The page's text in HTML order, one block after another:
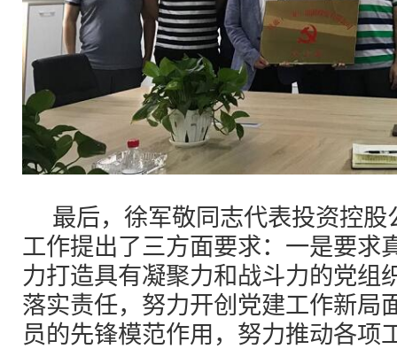
最后，徐军敬同志代表投资控
工作提出了三方面要求：一是要求
力打造具有凝聚力和战斗力的党组
落实责任，努力开创党建工作新局
员的先锋模范作用，努力推动各项